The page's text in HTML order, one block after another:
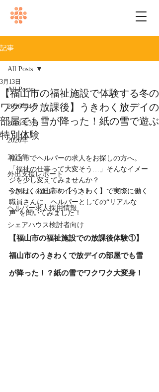
記事
All Posts
2026年4月
2026年3月
2026年
2025年
外出支援レポート
うきわくの日常＆イベント
ヘルパー求人採用情報
シェアハウス検討者向け
All Posts
【福山市の福祉施設で体験する冬の
ワクワク放課後】うきわく放デイの
部屋でも雪が降った！紙の雪で遊ぶ
特別体験
3月13日
福山市でヘルパーの求人をお探しの方へ。
「福祉の仕事って大変そう…」そんなイメー
ジを少し変えてみませんか？
今回は、福山市の【うきわく】で実際に働く
職員さんに、ヘルパーとしての“リアルな
声”を聞いてみました！
【福山市の福祉施設での放課後体験①】
福山市のうきわくで放デイの部屋でも雪
が降った！？紙の雪でワクワク大変身！